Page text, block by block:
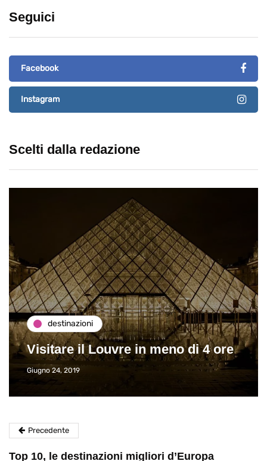
Seguici
Facebook
Instagram
Scelti dalla redazione
destinazioni
Visitare il Louvre in meno di 4 ore
Giugno 24, 2019
Precedente
Top 10, le destinazioni migliori d’Europa